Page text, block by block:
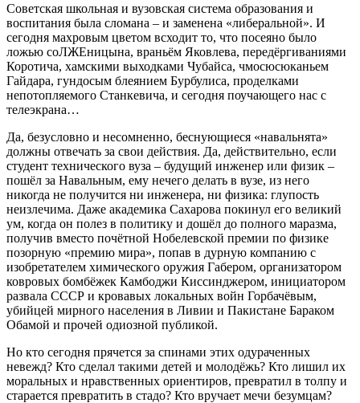
Советская школьная и вузовская система образования и
воспитания была сломана – и заменена «либеральной». И
сегодня махровым цветом всходит то, что посеяно было
ложью соЛЖЕницына, враньём Яковлева, передёргиваниями
Коротича, хамскими выходками Чубайса, чмосюсюканьем
Гайдара, гундосым блеянием Бурбулиса, проделками
непотопляемого Станкевича, и сегодня поучающего нас с
телеэкрана…
Да, безусловно и несомненно, беснующиеся «навальнята»
должны отвечать за свои действия. Да, действительно, если
студент технического вуза – будущий инженер или физик –
пошёл за Навальным, ему нечего делать в вузе, из него
никогда не получится ни инженера, ни физика: глупость
неизлечима. Даже академика Сахарова покинул его великий
ум, когда он полез в политику и дошёл до полного маразма,
получив вместо почётной Нобелевской премии по физике
позорную «премию мира», попав в дурную компанию с
изобретателем химического оружия Габером, организатором
ковровых бомбёжек Камбоджи Киссинджером, инициатором
развала СССР и кровавых локальных войн Горбачёвым,
убийцей мирного населения в Ливии и Пакистане Бараком
Обамой и прочей одиозной публикой.
Но кто сегодня прячется за спинами этих одураченных
невежд? Кто сделал такими детей и молодёжь? Кто лишил их
моральных и нравственных ориентиров, превратил в толпу и
старается превратить в стадо? Кто вручает мечи безумцам?